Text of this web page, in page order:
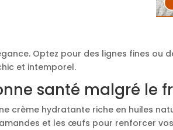
Optez pour des lignes fines ou
et intemporel.
santé malgré le
crème hydratante riche en huiles
et les œufs pour renforcer